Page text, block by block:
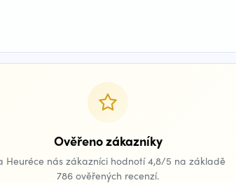
Ověřeno zákazníky
Heuréce nás zákazníci hodnotí 4,8/5 na základě
786 ověřených recenzí.